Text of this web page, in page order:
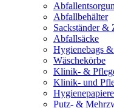
Abfallbehälter
Sackständer &
Abfallsäcke
Hygienebags
Wäschekörbe
Klinik- &
Klinik- und
Hygienepapiere
Putz- &